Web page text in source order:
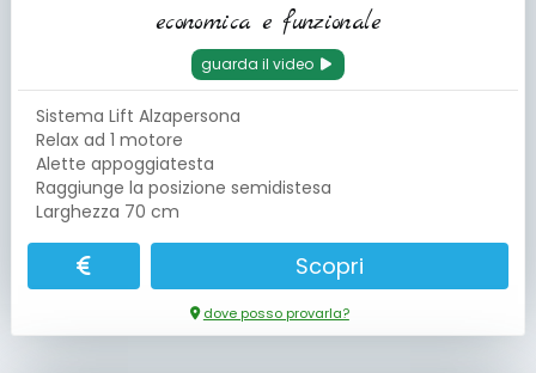
economica e funzionale
guarda il video
Sistema Lift Alzapersona
Relax ad 1 motore
Alette appoggiatesta
Raggiunge la posizione semidistesa
Larghezza 70 cm
Scopri
dove posso provarla?